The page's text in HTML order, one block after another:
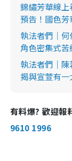
錦繡芳華線
預告！國色
執法者們｜
角色密集式
執法者們｜
揭與宣萱有
有料爆? 歡迎
9610 1996